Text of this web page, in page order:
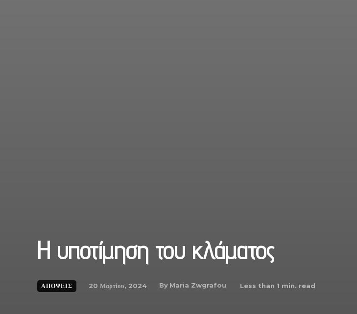
Η υποτίμηση του κλάματος
ΑΠΟΨΕΙΣ 20 Μαρτίου, 2024 By Maria Zwgrafou Less than 1 min. read